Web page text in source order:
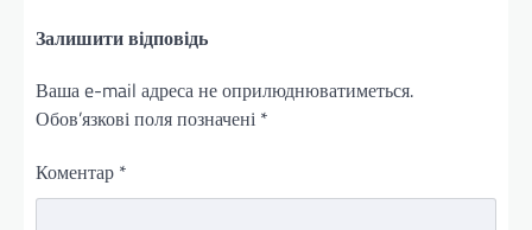
Залишити відповідь
Ваша e-mail адреса не оприлюднюватиметься.
Обов’язкові поля позначені *
Коментар *